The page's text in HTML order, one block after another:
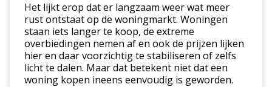
deze
markt
Het lijkt erop dat er langzaam weer wat meer
rust ontstaat op de woningmarkt. Woningen
staan iets langer te koop, de extreme
overbiedingen nemen af en ook de prijzen lijken
hier en daar voorzichtig te stabiliseren of zelfs
licht te dalen. Maar dat betekent niet dat een
woning kopen ineens eenvoudig is geworden.